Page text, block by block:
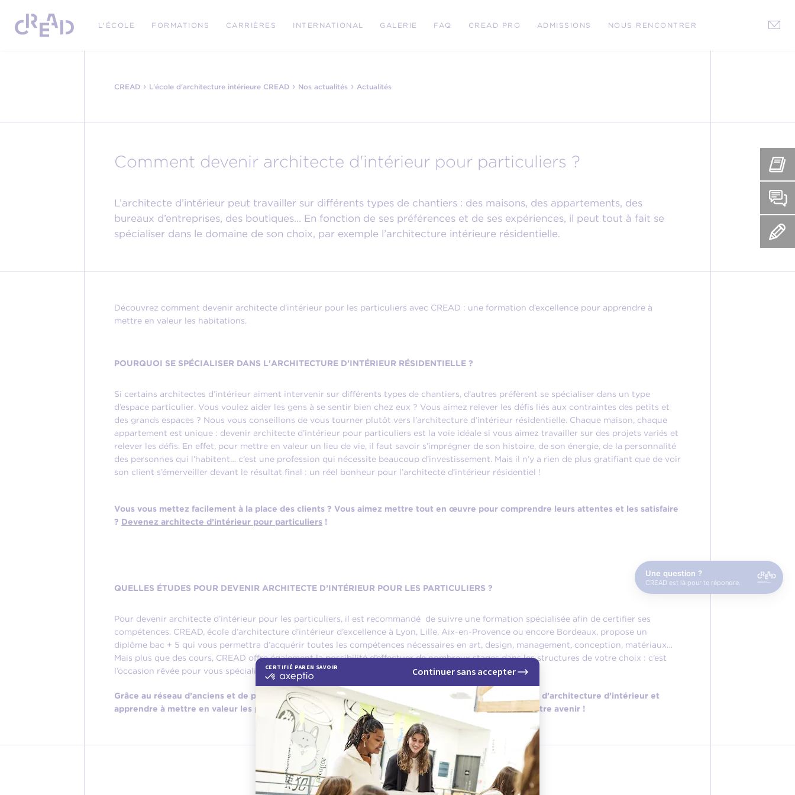
L'ÉCOLE FORMATIONS CARRIÈRES INTERNATIONAL GALERIE FAQ CREAD PRO ADMISSIONS NOUS RENCONTRER
CREAD › L'école d'architecture intérieure CREAD › Nos actualités › Actualités
Comment devenir architecte d'intérieur pour particuliers ?
L’architecte d’intérieur peut travailler sur différents types de chantiers : des maisons, des appartements, des
bureaux d’entreprises, des boutiques… En fonction de ses préférences et de ses expériences, il peut tout à fait se
spécialiser dans le domaine de son choix, par exemple l’architecture intérieure résidentielle.
Découvrez comment devenir architecte d’intérieur pour les particuliers avec CREAD : une formation d’excellence pour apprendre à
mettre en valeur les habitations.
POURQUOI SE SPÉCIALISER DANS L'ARCHITECTURE D’INTÉRIEUR RÉSIDENTIELLE ?
Si certains architectes d’intérieur aiment intervenir sur différents types de chantiers, d’autres préfèrent se spécialiser dans un type
d’espace particulier. Vous voulez aider les gens à se sentir bien chez eux ? Vous aimez relever les défis liés aux contraintes des petits et
des grands espaces ? Nous vous conseillons de vous tourner plutôt vers l’architecture d’intérieur résidentielle. Chaque maison, chaque
appartement est unique : devenir architecte d’intérieur pour particuliers est la voie idéale si vous aimez travailler sur des projets variés et
relever les défis. En effet, pour mettre en valeur un lieu de vie, il faut savoir s’imprégner de son histoire, de son énergie, de la personnalité
des personnes qui l’habitent… c’est une profession qui nécessite beaucoup d’investissement. Mais il n’y a rien de plus gratifiant que de voir
son client s’émerveiller devant le résultat final : un réel bonheur pour l’architecte d’intérieur résidentiel !
Vous vous mettez facilement à la place des clients ? Vous aimez mettre tout en œuvre pour comprendre leurs attentes et les satisfaire
? Devenez architecte d’intérieur pour particuliers !
QUELLES ÉTUDES POUR DEVENIR ARCHITECTE D’INTÉRIEUR POUR LES PARTICULIERS ?
Pour devenir architecte d’intérieur pour les particuliers, il est recommandé de suivre une formation spécialisée afin de certifier ses
compétences. CREAD, école d’architecture d’intérieur d’excellence à Lyon, Lille, Aix-en-Provence ou encore Bordeaux, propose un
diplôme bac + 5 qui vous permettra d’acquérir toutes les compétences nécessaires en art, design, management, conception, matériaux…
Mais plus que des cours, CREAD offre également la possibilité d’effectuer de nombreux stages dans les structures de votre choix : c’est
l’occasion rêvée pour vous spécialiser dans l’architecture d’intérieur résidentielle.
Grâce au réseau d’anciens et de professionnels CREAD, vous pouvez rejoindre les meilleures agences d’architecture d’intérieur et
apprendre à mettre en valeur les plus beaux appartements, lofts et maisons : un réel tremplin pour votre avenir !
Une question ?
CREAD est là pour te répondre.